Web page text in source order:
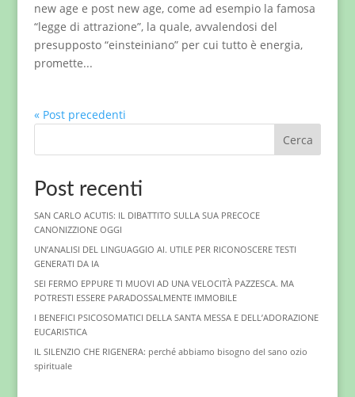
new age e post new age, come ad esempio la famosa
“legge di attrazione”, la quale, avvalendosi del
presupposto “einsteiniano” per cui tutto è energia,
promette...
« Post precedenti
Cerca
Post recenti
SAN CARLO ACUTIS: IL DIBATTITO SULLA SUA PRECOCE
CANONIZZIONE OGGI
UN’ANALISI DEL LINGUAGGIO AI. UTILE PER RICONOSCERE TESTI
GENERATI DA IA
SEI FERMO EPPURE TI MUOVI AD UNA VELOCITÀ PAZZESCA. MA
POTRESTI ESSERE PARADOSSALMENTE IMMOBILE
I BENEFICI PSICOSOMATICI DELLA SANTA MESSA E DELL’ADORAZIONE
EUCARISTICA
IL SILENZIO CHE RIGENERA: perché abbiamo bisogno del sano ozio
spirituale